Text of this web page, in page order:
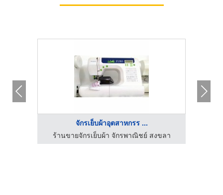
จักรเย็บผ้าอุตสาหกรร ...
ร้านขายจักรเย็บผ้า จักรพาณิชย์ สงขลา